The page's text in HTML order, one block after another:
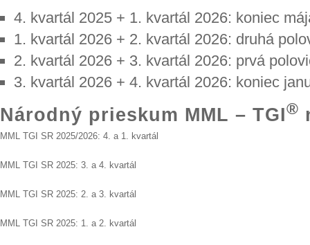
4. kvartál 2025 + 1. kvartál 2026: koniec
1. kvartál 2026 + 2. kvartál 2026: druhá
2. kvartál 2026 + 3. kvartál 2026: prvá
3. kvartál 2026 + 4. kvartál 2026: koniec
Národný prieskum MML – TGI®
MML TGI SR 2025/2026: 4. a 1. kvartál
MML TGI SR 2025: 3. a 4. kvartál
MML TGI SR 2025: 2. a 3. kvartál
MML TGI SR 2025: 1. a 2. kvartál